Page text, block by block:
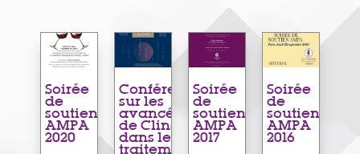
Soirée
de
soutien
AMPA
2020
Conférence
sur les
avancées
de Clinatec
dans le
traitement
Soirée
de
soutien
AMPA
2017
Soirée
de
soutien
AMPA
2016